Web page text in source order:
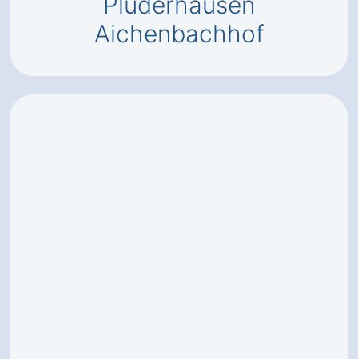
Aichenbachhof